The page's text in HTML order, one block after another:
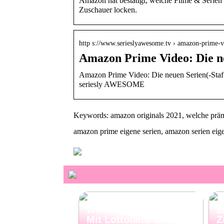
Zuschauer locken.
http s://www.serieslyawesome.tv › amazon-
Amazon Prime Video: Die
Amazon Prime Video: Die neuen Serien(-
seriesly AWESOME
Keywords: amazon originals 2021, welche
amazon prime eigene serien, amazon serien
El Gordo
Mit Lottoland sicher